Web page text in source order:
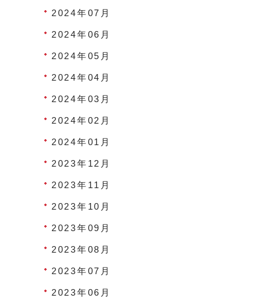
2024年07月
2024年06月
2024年05月
2024年04月
2024年03月
2024年02月
2024年01月
2023年12月
2023年11月
2023年10月
2023年09月
2023年08月
2023年07月
2023年06月